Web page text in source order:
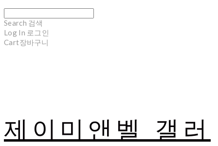
Search 검색
Log In 로그인
Cart장바구니
제이미앤벨 갤러